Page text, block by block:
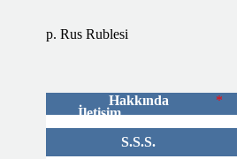
р. Rus Rublesi
Hakkında
S.S.S.
İletişim ev
*